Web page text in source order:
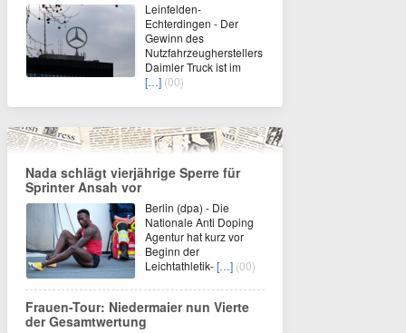
Leinfelden-
Echterdingen - Der
Gewinn des
Nutzfahrzeugherstellers
Daimler Truck ist im
[…] (00)
Nada schlägt vierjährige Sperre für
Sprinter Ansah vor
Berlin (dpa) - Die
Nationale Anti Doping
Agentur hat kurz vor
Beginn der
Leichtathletik-[…] (00)
Frauen-Tour: Niedermaier nun Vierte
der Gesamtwertung